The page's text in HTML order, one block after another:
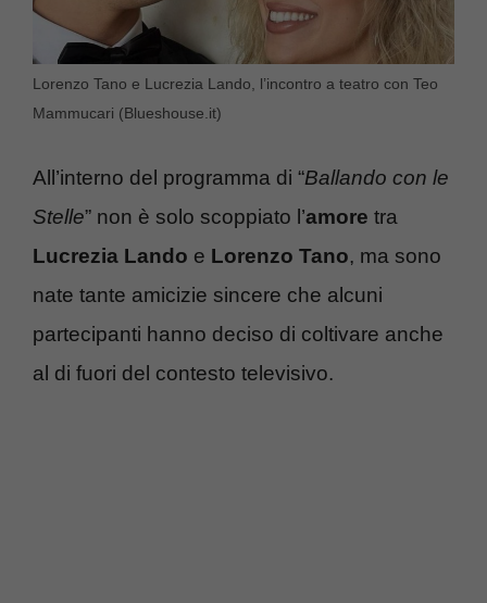
Lorenzo Tano e Lucrezia Lando, l’incontro a teatro con Teo
Mammucari (Blueshouse.it)
All’interno del programma di “Ballando con le
Stelle” non è solo scoppiato l’amore tra
Lucrezia Lando e Lorenzo Tano, ma sono
nate tante amicizie sincere che alcuni
partecipanti hanno deciso di coltivare anche
al di fuori del contesto televisivo.